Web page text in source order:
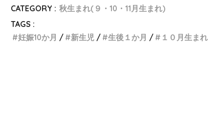
CATEGORY : 秋生まれ(９・10・11月生まれ)
TAGS :
妊娠10か月
新生児 生後１か月 １０月生まれ